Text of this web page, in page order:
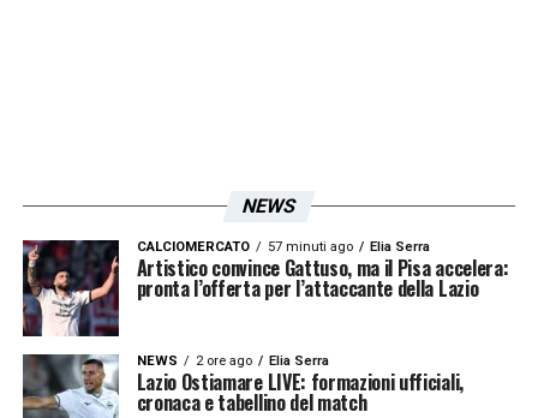
NEWS
CALCIOMERCATO 57 minuti ago Elia Serra
Artistico convince Gattuso, ma il Pisa accelera:
pronta l’offerta per l’attaccante della Lazio
NEWS 2 ore ago Elia Serra
Lazio Ostiamare LIVE: formazioni ufficiali,
cronaca e tabellino del match